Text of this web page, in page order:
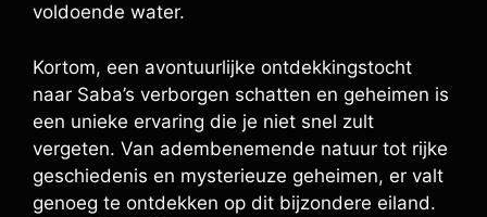
voldoende water.
Kortom, een avontuurlijke ontdekkingstocht
naar Saba’s verborgen schatten en geheimen is
een unieke ervaring die je niet snel zult
vergeten. Van adembenemende natuur tot rijke
geschiedenis en mysterieuze geheimen, er valt
genoeg te ontdekken op dit bijzondere eiland.